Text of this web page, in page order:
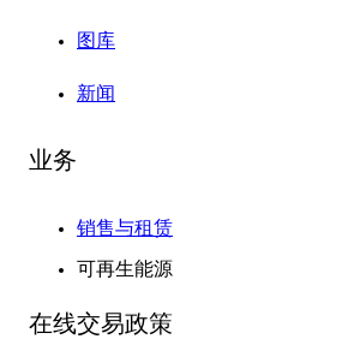
图库
新闻
业务
销售与租赁
可再生能源
在线交易政策